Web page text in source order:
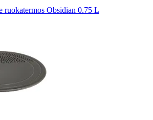
ruokatermos Obsidian 0.75 L